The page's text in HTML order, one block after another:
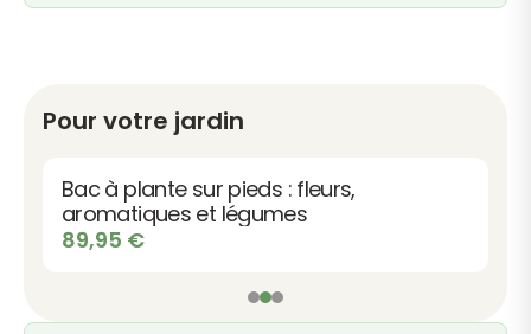
Pour votre jardin
Bac à plante sur pieds : fleurs,
aromatiques et légumes
89,95 €